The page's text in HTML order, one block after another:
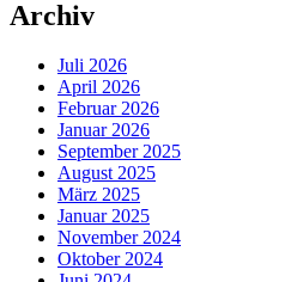
Archiv
Juli 2026
April 2026
Februar 2026
Januar 2026
September 2025
August 2025
März 2025
Januar 2025
November 2024
Oktober 2024